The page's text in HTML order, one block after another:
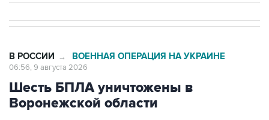
В РОССИИ → ВОЕННАЯ ОПЕРАЦИЯ НА УКРАИНЕ
06:56, 9 августа 2026
Шесть БПЛА уничтожены в
Воронежской области